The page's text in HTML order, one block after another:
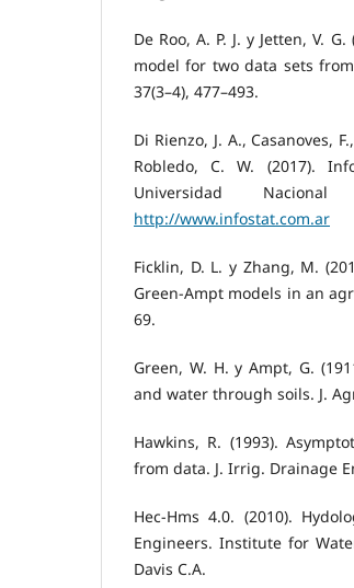
De Roo, A. P. J. y Jetten, V.
model for two data sets
37(3–4), 477–493.
Di Rienzo, J. A., Casanoves,
Robledo, C. W. (2017).
Universidad
http://www.infostat.com.ar
Ficklin, D. L. y Zhang, M.
Green-Ampt models in an
69.
Green, W. H. y Ampt, G.
and water through soils. J.
Hawkins, R. (1993).
from data. J. Irrig. Drainage
Hec-Hms 4.0. (2010).
Engineers. Institute for
Davis C.A.